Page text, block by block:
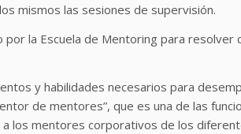
mismos las sesiones de supervisión.
la Escuela de Mentoring para resolver
y habilidades necesarios para
de mentores”, que es una de las
los mentores corporativos de los